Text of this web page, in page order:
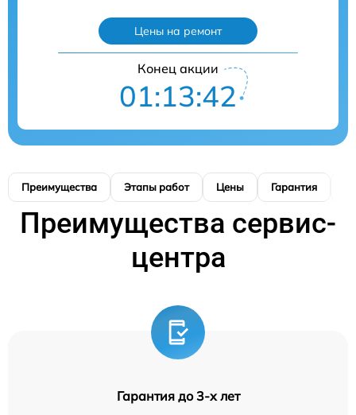
Цены на ремонт
Конец акции
01:13:41
Преимущества Этапы работ Цены Гарантия
Преимущества сервис-
центра
Гарантия до 3-х лет